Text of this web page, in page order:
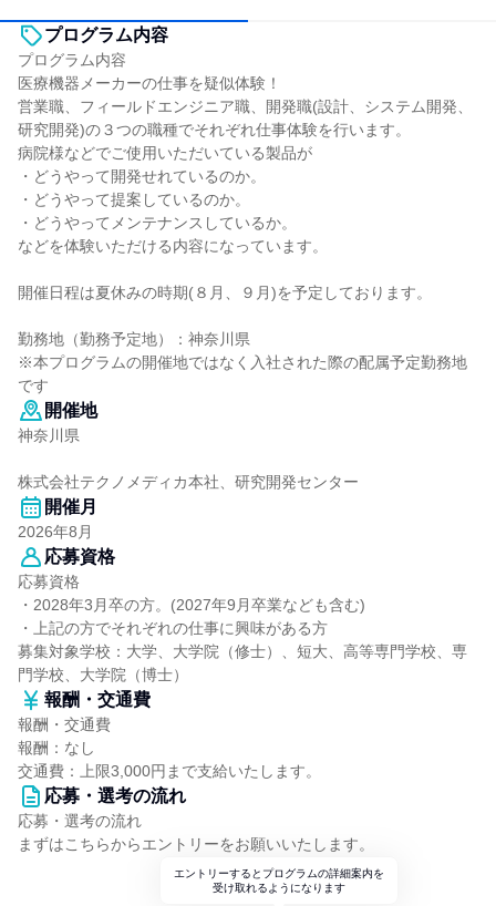
プログラム内容
プログラム内容
医療機器メーカーの仕事を疑似体験！
営業職、フィールドエンジニア職、開発職(設計、システム開発、
研究開発)の３つの職種でそれぞれ仕事体験を行います。
病院様などでご使用いただいている製品が
・どうやって開発せれているのか。
・どうやって提案しているのか。
・どうやってメンテナンスしているか。
などを体験いただける内容になっています。
開催日程は夏休みの時期(８月、９月)を予定しております。
勤務地（勤務予定地）：神奈川県
※本プログラムの開催地ではなく入社された際の配属予定勤務地
です
開催地
神奈川県
株式会社テクノメディカ本社、研究開発センター
開催月
2026年8月
応募資格
応募資格
・2028年3月卒の方。(2027年9月卒業なども含む)
・上記の方でそれぞれの仕事に興味がある方
募集対象学校：大学、大学院（修士）、短大、高等専門学校、専
門学校、大学院（博士）
報酬・交通費
報酬・交通費
報酬：なし
交通費：上限3,000円まで支給いたします。
応募・選考の流れ
応募・選考の流れ
まずはこちらからエントリーをお願いいたします。
エントリーするとプログラムの詳細案内を
受け取れるようになります